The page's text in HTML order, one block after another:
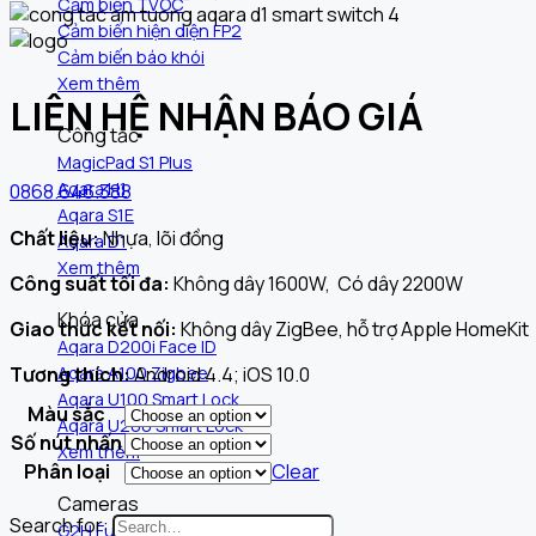
Cảm biến hiện diện FP2
Cảm biến báo khói
Xem thêm
Công tắc
MagicPad S1 Plus
Aqara H1
Aqara S1E
Aqara D1
Xem thêm
Khóa cửa
Aqara D200i Face ID
Aqara A100 Zigbee
Aqara U100 Smart Lock
Aqara U200 Smart Lock
Xem thêm
Cameras
G2H Full HD 1080p
LIÊN HỆ NHẬN BÁO GIÁ
0868.646.388
Chất liệu:Nhựa, lõi đồng
Công suất tối đa: Không dây 1600W, Có dây 2200W
Giao thức kết nối: Không dây ZigBee, hỗ trợ Apple HomeKit
Tương thích:Android 4.4; iOS 10.0
Màu sắc
Số nút nhấn
Phân loại
Clear
Search for: